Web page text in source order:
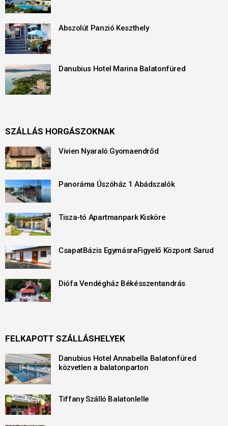
Abszolút Panzió Keszthely
Danubius Hotel Marina Balatonfüred
SZÁLLÁS HORGÁSZOKNAK
Vivien Nyaraló Gyomaendrőd
Panoráma Úszóház 1 Abádszalók
Tisza-tó Apartmanpark Kisköre
CsapatBázis EgymásraFigyelő Központ Sarud
Diófa Vendégház Békésszentandrás
FELKAPOTT SZÁLLÁSHELYEK
Danubius Hotel Annabella Balatonfüred
közvetlen a balatonparton
Tiffany Szálló Balatonlelle